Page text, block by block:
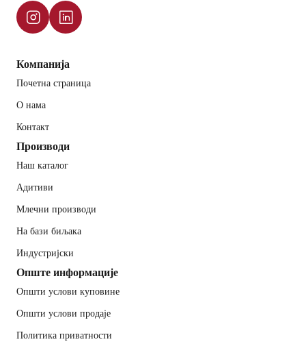
Компанија
Почетна страница
О нама
Контакт
Производи
Наш каталог
Адитиви
Млечни производи
На бази биљака
Индустријски
Опште информације
Општи услови куповине
Општи услови продаје
Политика приватности